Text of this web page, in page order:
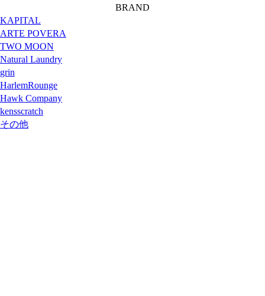
BRAND
KAPITAL
ARTE POVERA
TWO MOON
Natural Laundry
grin
HarlemRounge
Hawk Company
kensscratch
その他